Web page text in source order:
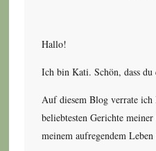
Hallo!
Ich bin Kati. Schön, dass du
Auf diesem Blog verrate ich
beliebtesten Gerichte
meinem aufregendem